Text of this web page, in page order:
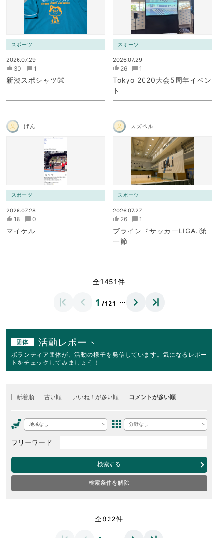
スポーツ
2026.07.29
30 1
新渋スポシャツ👐
スポーツ
2026.07.29
26 1
Tokyo 2020大会5周年イベン
ト
げん
スポーツ
2026.07.28
18 0
マイケル
スズベル
スポーツ
2026.07.27
26 1
ブラインドサッカーLIGA.i第
一節
全1451件
1 /121 …
団体 活動レポート
ボランティア団体が、活動の様子を発信しています。気になるレポー
トをチェックしてみましょう！
新着順 古い順 いいね！が多い順 コメントが多い順
地域なし 分野なし
フリーワード
検索する
検索条件を解除
全822件